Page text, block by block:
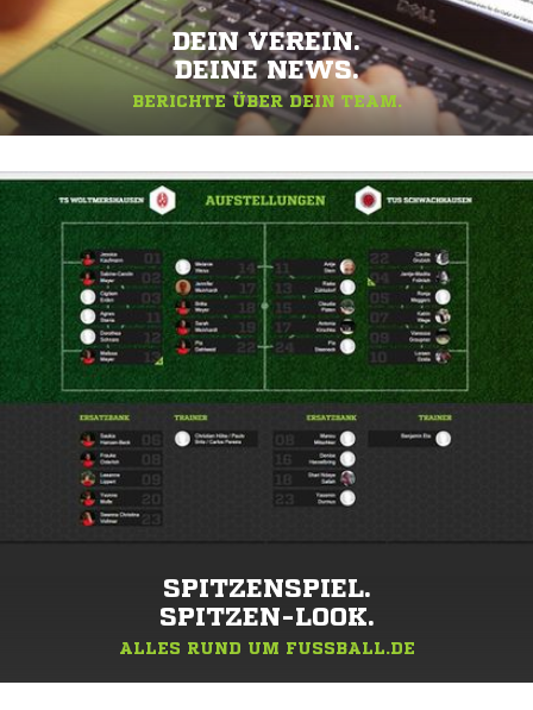
DEIN VEREIN.
DEINE NEWS.
BERICHTE ÜBER DEIN TEAM.
SPITZENSPIEL.
SPITZEN-LOOK.
ALLES RUND UM FUSSBALL.DE